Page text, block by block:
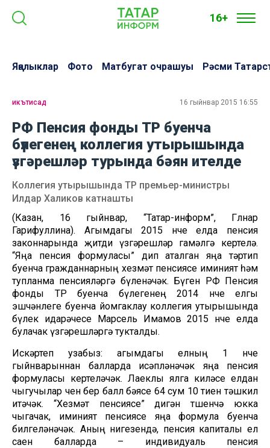
16+
Яңалыклар Фото Матбугат очрашуы Рәсми
икътисад 16 гыйнвар 2015 16:55
РФ Пенсия фонды ТР буенча
бүлегенең коллегия утырышында
үзгәрешләр турында бәян ителде
Коллегия утырышында ТР премьер-министры
Илдар Халиков катнашты
(Казан, 16 гыйнвар, “Татар-информ”, Гөлнар
Гарифуллина). Агымдагы 2015 нче елда пенсия
законнарында җитди үзгәрешләр гамәлгә кертелә.
“Яңа пенсия формуласы” дип аталган яңа тәртип
буенча гражданнарның хезмәт пенсиясе иминият һәм
тупланма пенсияләргә бүленәчәк. Бүген РФ Пенсия
фонды ТР буенча бүлегенең 2014 нче елгы
эшчәнлеге буенча йомгаклау коллегия утырышында
бүлек идарәчесе Марсель Имамов 2015 нче елда
булачак үзгәрешләргә тукталды.
Искәртеп узабыз: агымдагы елның 1 нче
гыйнварыннан балларда исәпләнәчәк яңа пенсия
формуласы кертеләчәк. Лаеклы ялга киләсе елдан
чыгучылар өчен бер балл бәясе 64 сум 10 тиен тәшкил
итәчәк. “Хезмәт пенсиясе” дигән төшенчә юкка
чыгачак, иминият пенсиясе яңа формула буенча
билгеләнәчәк. Аның нигезендә, пенсия капиталы ел
саен балларда – индивидуаль пенсия